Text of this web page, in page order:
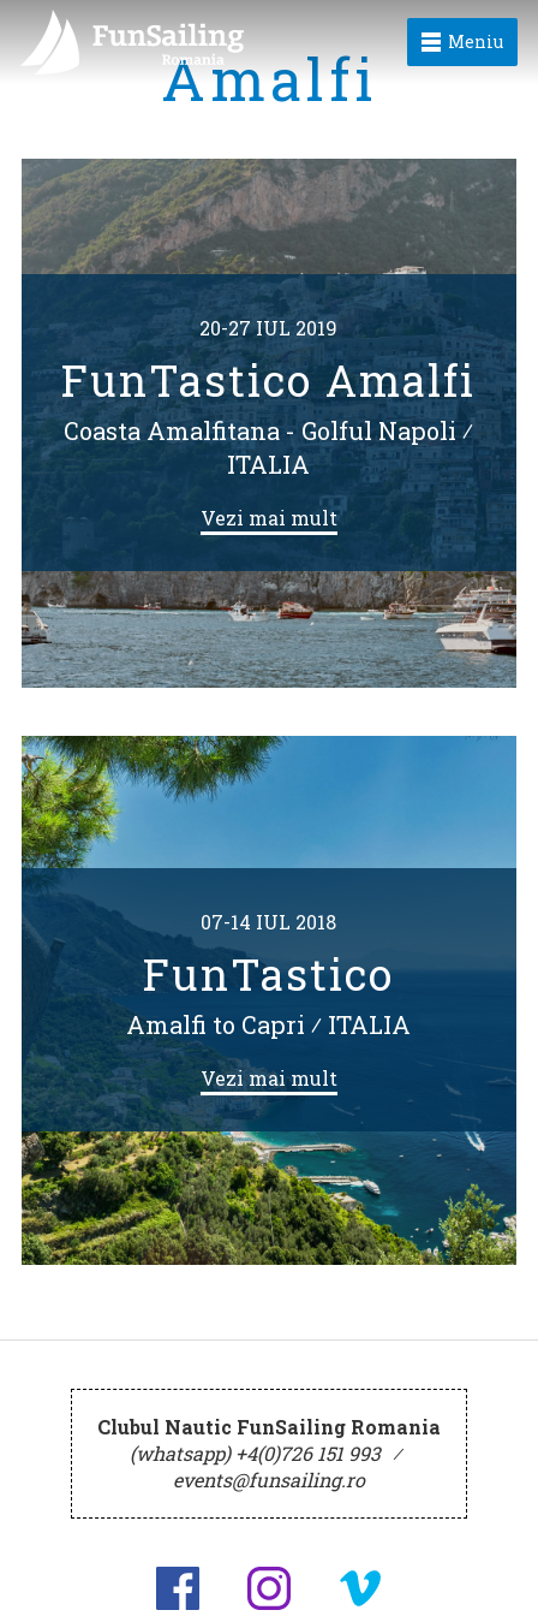
Meniu
Amalfi
20-27 IUL 2019
FunTastico Amalfi
Coasta Amalfitana - Golful Napoli⁄
ITALIA
Vezi mai mult
07-14 IUL 2018
FunTastico
Amalfi to Capri ⁄ ITALIA
Vezi mai mult
Clubul Nautic FunSailing Romania
(whatsapp) +4(0)726 151 993 ⁄
events@funsailing.ro